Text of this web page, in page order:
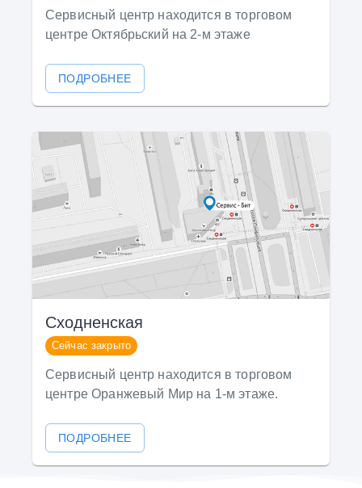
Сервисный центр находится в торговом
центре Октябрьский на 2-м этаже
ПОДРОБНЕЕ
Сходненская
Сейчас закрыто
Сервисный центр находится в торговом
центре Оранжевый Мир на 1-м этаже.
ПОДРОБНЕЕ